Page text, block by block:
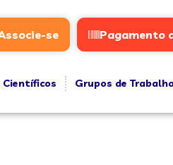
se Pagamento
Científicos Grupos de